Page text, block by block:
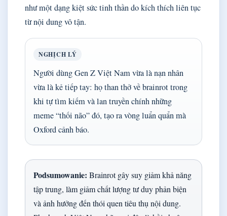
như một dạng kiệt sức tinh thần do kích thích liên tục
từ nội dung vô tận.
NGHỊCH LÝ
Người dùng Gen Z Việt Nam vừa là nạn nhân
vừa là kẻ tiếp tay: họ than thở về brainrot trong
khi tự tìm kiếm và lan truyền chính những
meme “thối não” đó, tạo ra vòng luẩn quẩn mà
Oxford cảnh báo.
Podsumowanie: Brainrot gây suy giảm khả năng
tập trung, làm giảm chất lượng tư duy phản biện
và ảnh hưởng đến thói quen tiêu thụ nội dung.